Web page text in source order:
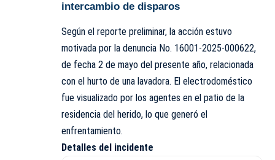
intercambio de disparos
Según el reporte preliminar, la acción estuvo
motivada por la denuncia No. 16001-2025-000622,
de fecha 2 de mayo del presente año, relacionada
con el hurto de una lavadora. El electrodoméstico
fue visualizado por los agentes en el patio de la
residencia del herido, lo que generó el
enfrentamiento.
Detalles del incidente